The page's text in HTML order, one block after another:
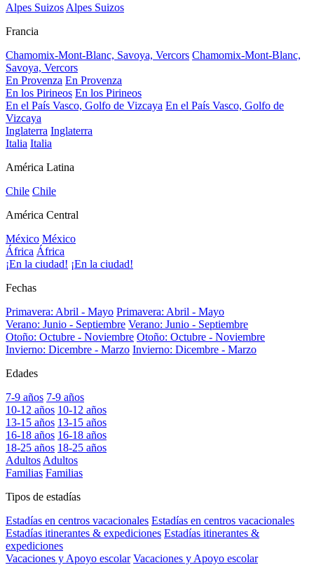
Alpes Suizos Alpes Suizos
Francia
Chamomix-Mont-Blanc, Savoya, Vercors Chamomix-Mont-Blanc,
Savoya, Vercors
En Provenza En Provenza
En los Pirineos En los Pirineos
En el País Vasco, Golfo de Vizcaya En el País Vasco, Golfo de
Vizcaya
Inglaterra Inglaterra
Italia Italia
América Latina
Chile Chile
América Central
México México
África África
¡En la ciudad! ¡En la ciudad!
Fechas
Primavera: Abril - Mayo Primavera: Abril - Mayo
Verano: Junio - Septiembre Verano: Junio - Septiembre
Otoño: Octubre - Noviembre Otoño: Octubre - Noviembre
Invierno: Dicembre - Marzo Invierno: Dicembre - Marzo
Edades
7-9 años 7-9 años
10-12 años 10-12 años
13-15 años 13-15 años
16-18 años 16-18 años
18-25 años 18-25 años
Adultos Adultos
Familias Familias
Tipos de estadías
Estadías en centros vacacionales Estadías en centros vacacionales
Estadías itinerantes & expediciones Estadías itinerantes &
expediciones
Vacaciones y Apoyo escolar Vacaciones y Apoyo escolar